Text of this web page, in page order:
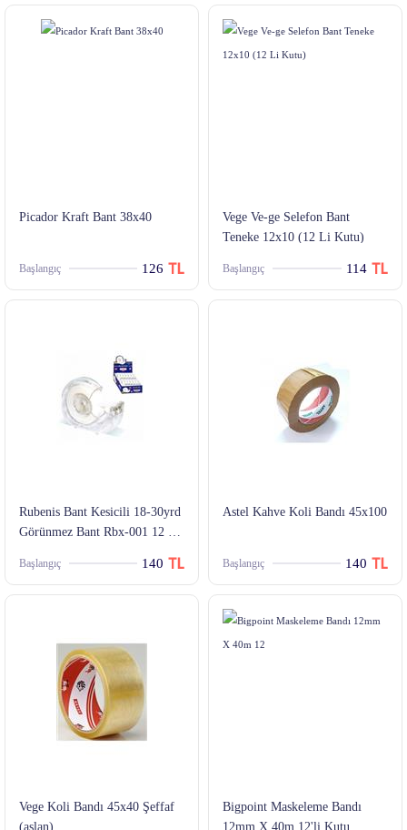
Picador Kraft Bant 38x40
Başlangıç 126
Vege Ve-ge Selefon Bant
Teneke 12x10 (12 Li Kutu)
Başlangıç 114
Rubenis Bant Kesicili 18-30yrd
Görünmez Bant Rbx-001 12 Li
Başlangıç 140
Astel Kahve Koli Bandı 45x100
Başlangıç 140
Vege Koli Bandı 45x40 Şeffaf
(aslan)
Bigpoint Maskeleme Bandı
12mm X 40m 12'li Kutu